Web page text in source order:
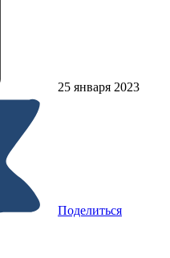
25 января 2023
Поделиться